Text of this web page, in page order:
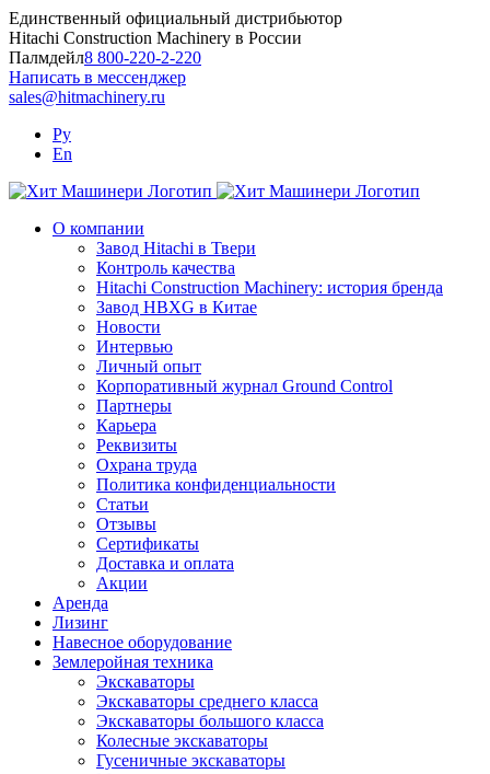
Skip
to
content
Единственный официальный дистрибьютор
Hitachi Construction Machinery в России
Палмдейл8 800-220-2-220
Написать в мессенджер
sales@hitmachinery.ru
Ру
En
О компании
Завод Hitachi в Твери
Контроль качества
Hitachi Construction Machinery: история бренда
Завод HBXG в Китае
Новости
Интервью
Личный опыт
Корпоративный журнал Ground Control
Партнеры
Карьера
Реквизиты
Охрана труда
Политика конфиденциальности
Статьи
Отзывы
Сертификаты
Доставка и оплата
Акции
Аренда
Лизинг
Навесное оборудование
Землеройная техника
Экскаваторы
Экскаваторы среднего класса
Экскаваторы большого класса
Колесные экскаваторы
Гусеничные экскаваторы